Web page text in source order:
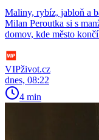
Maliny, rybíz, jabloň a
Milan Peroutka si s
domov, kde město
VIPživot.cz
dnes, 08:22
4 min